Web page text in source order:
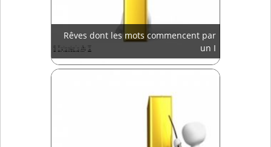
Rêves dont les mots commencent par
un I